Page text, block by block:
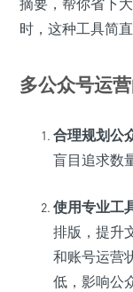
摘要，帮你省下
时，这种工具简直
多公众号运
合理规划公
盲目追求数
使用专业工
排版，提升
和账号运营
低，影响公